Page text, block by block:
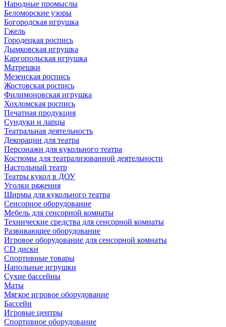
Народные промыслы
Беломорские узоры
Богородская игрушка
Гжель
Городецкая роспись
Дымковская игрушка
Каргопольская игрушка
Матрешки
Мезенская роспись
Жостовская роспись
Филимоновская игрушка
Хохломская роспись
Печатная продукция
Сундуки и ларцы
Театральная деятельность
Декорации для театра
Персонажи для кукольного театра
Костюмы для театрализованной деятельности
Настольный театр
Театры кукол в ДОУ
Уголки ряжения
Ширмы для кукольного театра
Сенсорное оборудование
Мебель для сенсорной комнаты
Технические средства для сенсорной комнаты
Развивающее оборудование
Игровое оборудование для сенсорной комнаты
CD диски
Спортивные товары
Напольные игрушки
Сухие бассейны
Маты
Мягкое игровое оборудование
Бассейн
Игровые центры
Спортивное оборудование